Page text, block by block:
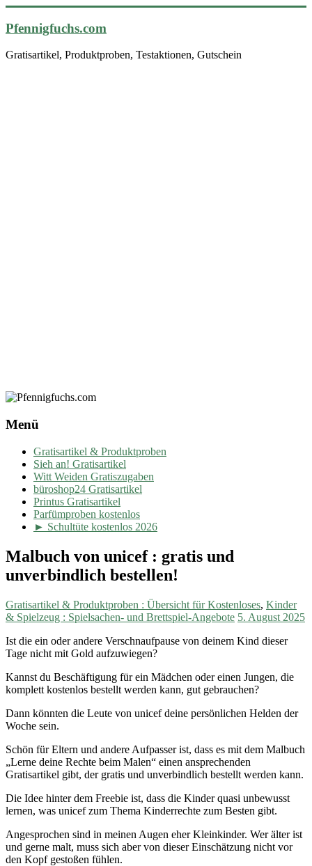
Pfennigfuchs.com
Gratisartikel, Produktproben, Testaktionen, Gutschein
Menü
Gratisartikel & Produktproben
Sieh an! Gratisartikel
Witt Weiden Gratiszugaben
büroshop24 Gratisartikel
Printus Gratisartikel
Parfümproben kostenlos
► Schultüte kostenlos 2026
Malbuch von unicef : gratis und
unverbindlich bestellen!
Gratisartikel & Produktproben : Übersicht für Kostenloses, Kinder
& Spielzeug : Spielsachen- und Brettspiel-Angebote 5. August 2025
Ist die ein oder andere Verschnaufpause von deinem Kind dieser
Tage nicht mit Gold aufzuwiegen?
Kannst du Beschäftigung für ein Mädchen oder einen Jungen, die
komplett kostenlos bestellt werden kann, gut gebrauchen?
Dann könnten die Leute von unicef deine persönlichen Helden der
Woche sein.
Schön für Eltern und andere Aufpasser ist, dass es mit dem Malbuch
„Lerne deine Rechte beim Malen“ einen ansprechenden
Gratisartikel gibt, der gratis und unverbindlich bestellt werden kann.
Die Idee hinter dem Freebie ist, dass die Kinder quasi unbewusst
lernen, was unicef zum Thema Kinderrechte zum Besten gibt.
Angesprochen sind in meinen Augen eher Kleinkinder. Wer älter ist
und gerne malt, muss sich aber von dieser Einschätzung nicht vor
den Kopf gestoßen fühlen.